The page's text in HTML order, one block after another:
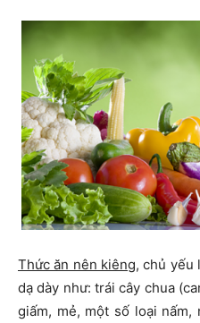
Thức ăn nên kiêng, chủ yếu
dạ dày như: trái cây chua
giấm, mẻ, một số loại